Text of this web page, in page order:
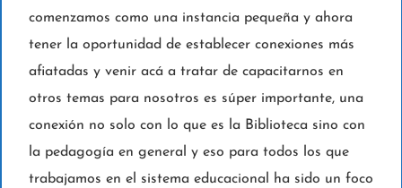
comenzamos como una instancia pequeña y ahora
tener la oportunidad de establecer conexiones más
afiatadas y venir acá a tratar de capacitarnos en
otros temas para nosotros es súper importante, una
conexión no solo con lo que es la Biblioteca sino con
la pedagogía en general y eso para todos los que
trabajamos en el sistema educacional ha sido un foco